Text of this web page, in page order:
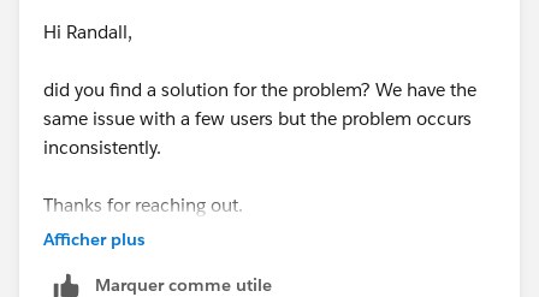
Hi Randall,
did you find a solution for the problem? We have the
same issue with a few users but the problem occurs
inconsistently.
Thanks for reaching out.
Afficher plus
Marquer comme utile